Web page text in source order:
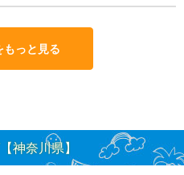
っと見る
神奈川県】